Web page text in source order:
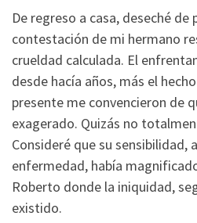
De regreso a casa, deseché de
contestación de mi hermano
crueldad calculada. El
desde hacía años, más el
presente me convencieron de
exagerado. Quizás no
Consideré que su sensibilidad,
enfermedad, había
Roberto donde la iniquidad,
existido.